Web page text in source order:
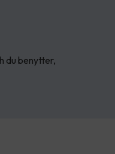
du benytter,